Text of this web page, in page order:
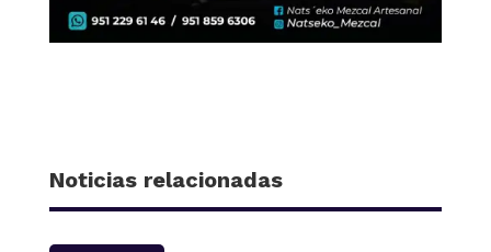
Noticias relacionadas